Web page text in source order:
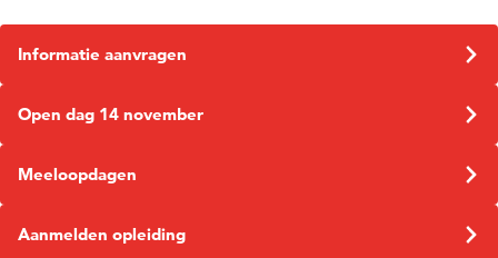
Informatie aanvragen
Open dag 14 november
Meeloopdagen
Aanmelden opleiding